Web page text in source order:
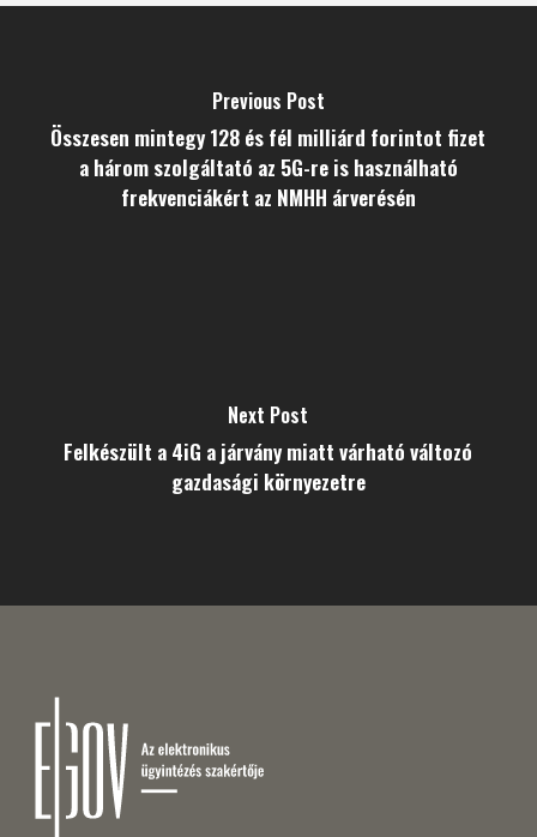
Previous Post
Összesen mintegy 128 és fél milliárd forintot fizet
a három szolgáltató az 5G-re is használható
frekvenciákért az NMHH árverésén
Next Post
Felkészült a 4iG a járvány miatt várható változó
gazdasági környezetre